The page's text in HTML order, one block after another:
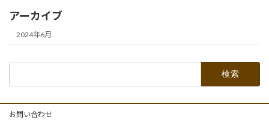
アーカイブ
2024年6月
お問い合わせ